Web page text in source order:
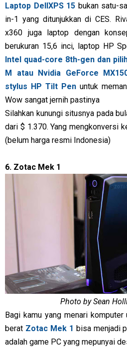
Laptop DellXPS 15 bukan satu-
in-1 yang ditunjukkan di CES.
x360 juga laptop dengan
berukuran 15,6 inci, laptop HP
Intel quad-core 8th-gen dan
M atau Nvidia GeForce
stylus HP Tilt Pen untuk
Wow sangat jernih pastinya
Silahkan kunungi situsnya pada
dari $ 1.370. Yang mengkonversi
(belum harga resmi Indonesia)
6. Zotac Mek 1
Photo by Sean
Bagi kamu yang menari
berat Zotac Mek 1 bisa menjadi
adalah game PC yang mepunyai